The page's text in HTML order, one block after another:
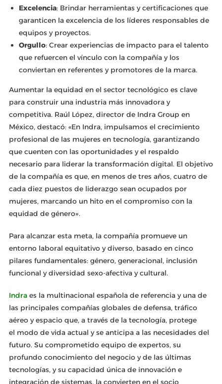
Excelencia: Brindar herramientas y certificaciones que
garanticen la excelencia de los líderes responsables de
equipos y proyectos.
Orgullo: Crear experiencias de impacto para el talento
que refuercen el vínculo con la compañía y los
conviertan en referentes y promotores de la marca.
Aumentar la equidad en el sector tecnológico es clave
para construir una industria más innovadora y
competitiva. Raúl López, director de Indra Group en
México, destacó: «En Indra, impulsamos el crecimiento
profesional de las mujeres en tecnología, garantizando
que cuenten con las oportunidades y el respaldo
necesario para liderar la transformación digital. El objetivo
de la compañía es que, en menos de tres años, cuatro de
cada diez puestos de liderazgo sean ocupados por
mujeres, marcando un hito en el compromiso con la
equidad de género».
Para alcanzar esta meta, la compañía promueve un
entorno laboral equitativo y diverso, basado en cinco
pilares fundamentales: género, generacional, inclusión
funcional y diversidad sexo-afectiva y cultural.
Indraes la multinacional española de referencia y una de
las principales compañías globales de defensa, tráfico
aéreo y espacio que, a través de la tecnología, protege
el modo de vida actual y se anticipa a las necesidades del
futuro. Su comprometido equipo de expertos, su
profundo conocimiento del negocio y de las últimas
tecnologías, y su capacidad única de innovación e
integración de sistemas, la convierten en el socio